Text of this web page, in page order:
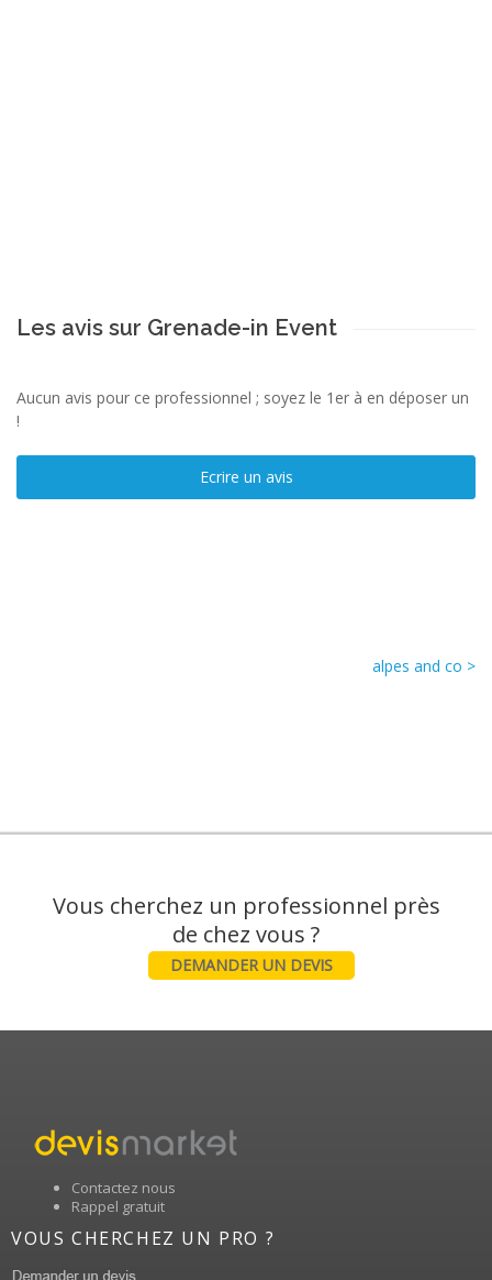
Les avis sur Grenade-in Event
Aucun avis pour ce professionnel ; soyez le 1er à en déposer un
!
Ecrire un avis
alpes and co >
Vous cherchez un professionnel près
DEMANDER UN DEVIS
Contactez nous
Rappel gratuit
VOUS CHERCHEZ UN PRO ?